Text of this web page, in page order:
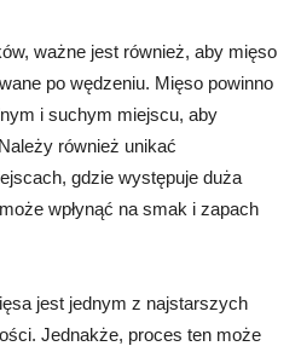
ważne jest również, aby mięso
po wędzeniu. Mięso powinno
i suchym miejscu, aby
również unikać
gdzie występuje duża
wpłynąć na smak i zapach
jest jednym z najstarszych
Jednakże, proces ten może